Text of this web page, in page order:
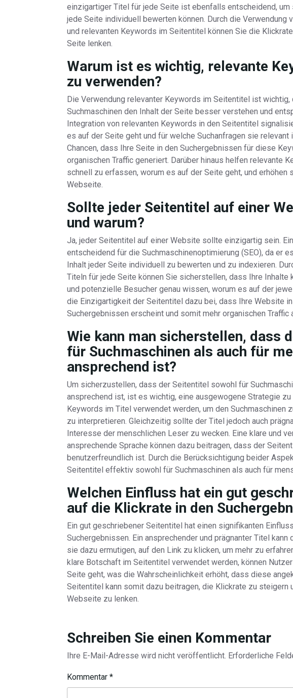
einzigartiger Titel für jede Seite ist ebenfalls entscheidend,
jede Seite individuell bewerten können. Durch die Verwendung
und relevanten Keywords im Seitentitel können Sie die
Seite lenken.
Warum ist es wichtig, relevante
zu verwenden?
Die Verwendung relevanter Keywords im Seitentitel ist
Suchmaschinen den Inhalt der Seite besser verstehen und
Integration von relevanten Keywords in den Seitentitel
es auf der Seite geht und für welche Suchanfragen sie
Chancen, dass Ihre Seite in den Suchergebnissen für diese
organischen Traffic generiert. Darüber hinaus helfen relevante
schnell zu erfassen, worum es auf der Seite geht, und erhöhen
Webseite.
Sollte jeder Seitentitel auf einer
und warum?
Ja, jeder Seitentitel auf einer Website sollte einzigartig sein.
entscheidend für die Suchmaschinenoptimierung (SEO), da er
Inhalt jeder Seite individuell zu bewerten und zu indexieren.
Titeln für jede Seite können Sie sicherstellen, dass Ihre
und potenzielle Besucher genau wissen, worum es auf der
die Einzigartigkeit der Seitentitel dazu bei, dass Ihre Website
Suchergebnissen erscheint und somit mehr organischen Traffic
Wie kann man sicherstellen, dass
für Suchmaschinen als auch für
ansprechend ist?
Um sicherzustellen, dass der Seitentitel sowohl für
ansprechend ist, ist es wichtig, eine ausgewogene Strategie
Keywords im Titel verwendet werden, um den Suchmaschinen
zu interpretieren. Gleichzeitig sollte der Titel jedoch auch
Interesse der menschlichen Leser zu wecken. Eine klare und
ansprechende Sprache können dazu beitragen, dass der
benutzerfreundlich ist. Durch die Berücksichtigung beider
Seitentitel effektiv sowohl für Suchmaschinen als auch für
Welchen Einfluss hat ein gut
auf die Klickrate in den
Ein gut geschriebener Seitentitel hat einen signifikanten
Suchergebnissen. Ein ansprechender und prägnanter Titel
sie dazu ermutigen, auf den Link zu klicken, um mehr zu
klare Botschaft im Seitentitel verwendet werden, können
Seite geht, was die Wahrscheinlichkeit erhöht, dass diese
Seitentitel kann somit dazu beitragen, die Klickrate zu steigern
Webseite zu lenken.
Schreiben Sie einen Kommentar
Ihre E-Mail-Adresse wird nicht veröffentlicht. Erforderliche
Kommentar *